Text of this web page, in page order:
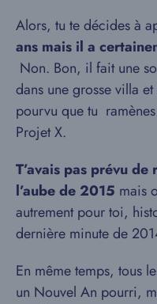
Alors, tu te décides à
ans mais il a
Non. Bon, il fait une
dans une grosse villa
pourvu que tu ramènes
Projet X.
T’avais pas prévu
l’aube de 2015 mais
autrement pour toi,
dernière minute de
En même temps, tous
un Nouvel An pourri,